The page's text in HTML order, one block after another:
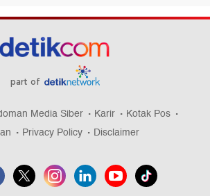
part of
Media Siber Karir
Kotak Pos
Privacy Policy Disclaimer